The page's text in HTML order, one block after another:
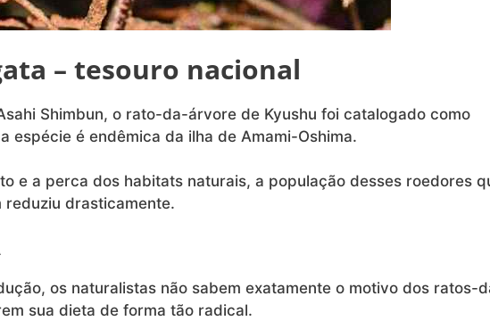
– tesouro nacional
Shimbun, o rato-da-árvore de Kyushu foi catalogado como
espécie é endêmica da ilha de Amami-Oshima.
e a perca dos habitats naturais, a população desses roedores
drasticamente.
os naturalistas não sabem exatamente o motivo dos ratos-
sua dieta de forma tão radical.